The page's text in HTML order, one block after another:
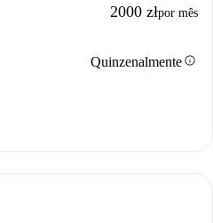
2000 złpor mês
Quinzenalmenteinfo